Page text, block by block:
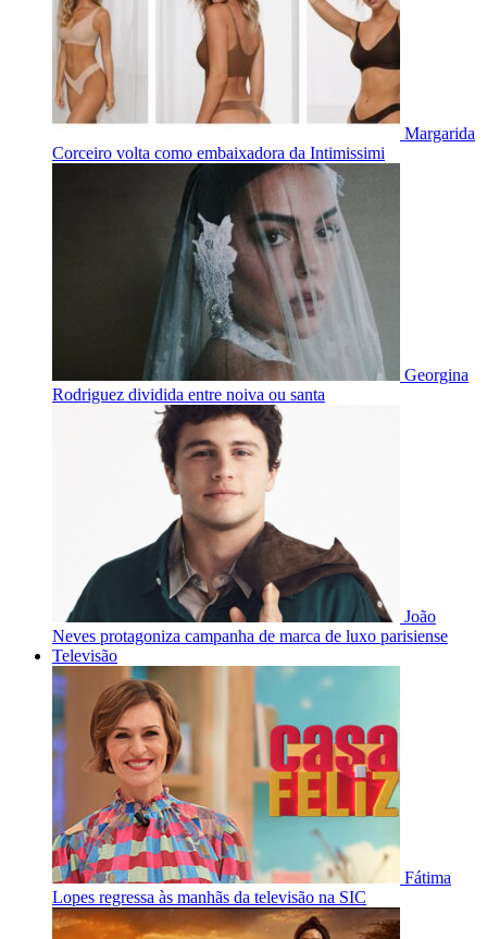
Margarida
Corceiro volta como embaixadora da Intimissimi
Georgina
Rodriguez dividida entre noiva ou santa
João
Neves protagoniza campanha de marca de luxo parisiense
Televisão
Fátima
Lopes regressa às manhãs da televisão na SIC